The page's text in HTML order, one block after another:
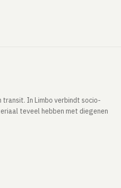
In Limbo verbindt socio-
teveel hebben met diegenen